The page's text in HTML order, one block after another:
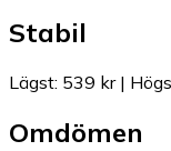
Stabil
Lägst: 539 kr|
Omdömen